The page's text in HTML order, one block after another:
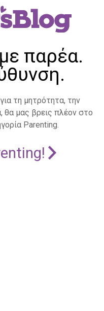
παρέα.
τη μητρότητα, την
θα μας βρεις πλέον στο
Parenting.